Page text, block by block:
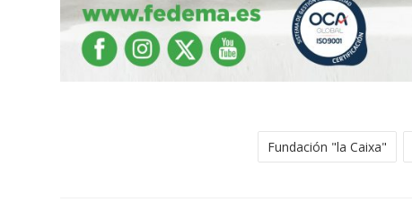
Fundación "la Caixa"